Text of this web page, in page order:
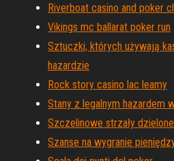
Riverboat casino and poker
Vikings mc ballarat poker run
Sztuczki, których używają
hazardzie
Rock story casino lac leamy
Stany z legalnym hazardem
Szczelinowe strzały
Szanse na wygranie